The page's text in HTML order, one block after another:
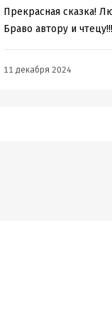
Прекрасная сказка!
Браво автору и чтецу!!!
11 декабря 2024